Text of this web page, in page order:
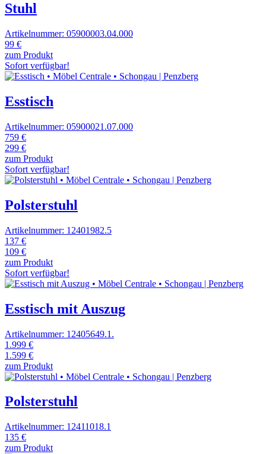
Stuhl
Artikelnummer: 05900003.04.000
99 €
zum Produkt
Sofort verfügbar!
Esstisch
Artikelnummer: 05900021.07.000
759 €
299 €
zum Produkt
Sofort verfügbar!
Polsterstuhl
Artikelnummer: 12401982.5
137 €
109 €
zum Produkt
Sofort verfügbar!
Esstisch mit Auszug
Artikelnummer: 12405649.1.
1.999 €
1.599 €
zum Produkt
Polsterstuhl
Artikelnummer: 12411018.1
135 €
zum Produkt